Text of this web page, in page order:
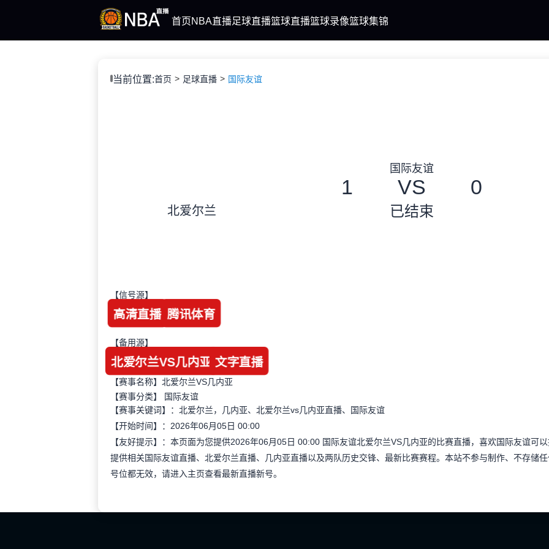
首页NBA直播足球直播篮球直播篮球录像篮球集锦
当前位置:首页 足球直播 国际友谊
北爱尔兰
国际友谊
1 VS 0
已结束
【信号源】
高清直播 腾讯体育
【备用源】
北爱尔兰VS几内亚 文字直播
【赛事名称】北爱尔兰VS几内亚
【赛事分类】
国际友谊
【赛事关键词】：北爱尔兰，几内亚、北爱尔兰vs几内亚直播、国际友谊
【开始时间】：2026年06月05日 00:00
【友好提示】：本页面为您提供2026年06月05日 00:00 国际友谊北爱尔兰VS几内亚的比赛直播，喜欢国际友谊可
提供相关国际友谊直播、北爱尔兰直播、几内亚直播以及两队历史交锋、最新比赛赛程。本站不参与制作、不存储
号位都无效，请进入主页查看最新直播新号。